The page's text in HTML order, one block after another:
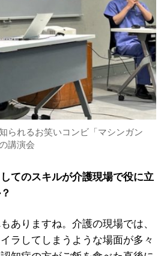
られるお笑いコンビ「マシンガン
講演会
てのスキルが介護現場で役に立
ありますね。介護の現場では、
ラしてしまうような場面が多々